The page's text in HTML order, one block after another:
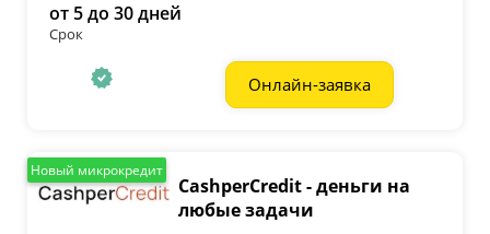
от 5 до 30 дней
Срок
Онлайн-заявка
Новый микрокредит
CashperCredit - деньги на
любые задачи